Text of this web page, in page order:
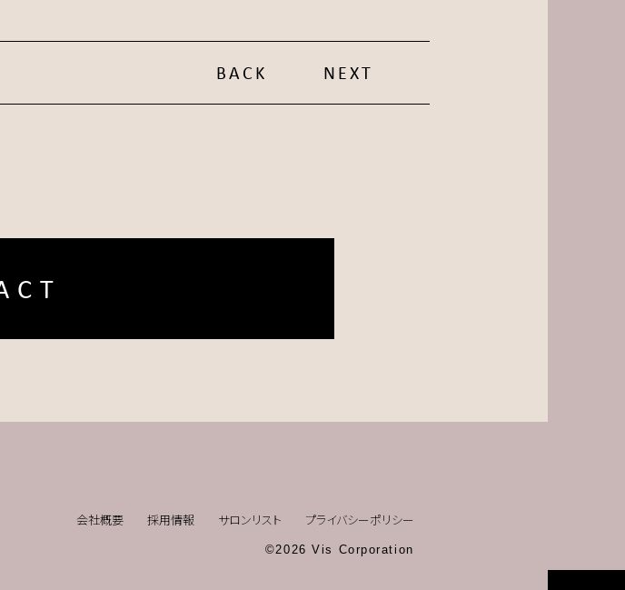
BACK NEXT
会社概要 採用情報 サロンリスト プライバシーポリシー
©2026 Vis Corporation